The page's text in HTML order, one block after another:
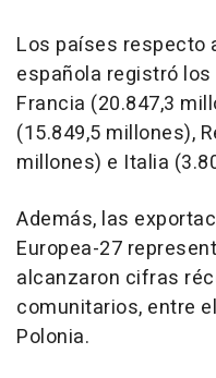
Los países respecto
española registró
Francia (20.847,3
(15.849,5 millones),
millones) e Italia
Además, las
Europea-27
alcanzaron cifras
comunitarios, entre
Polonia.